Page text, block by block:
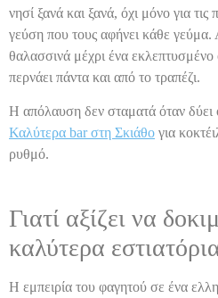
νησί ξανά και ξανά, όχι μόνο για τις
γεύση που τους αφήνει κάθε
θαλασσινά μέχρι ένα εκλεπτυσμένο
περνάει πάντα και από το τραπέζι.
Η απόλαυση δεν σταματά όταν δύει
Καλύτερα bar στη Σκιάθο για
ρυθμό.
Γιατί αξίζει να
καλύτερα
Η εμπειρία του φαγητού σε ένα